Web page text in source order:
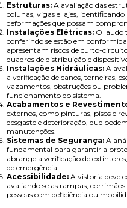
Estruturas: A avaliação das
colunas, vigas e lajes,
deformações que possam
Instalações Elétricas: O laudo
conferindo se estão em
apresentam riscos de curto-
quadros de distribuição e
Instalações Hidráulicas: A
a verificação de canos, torneiras,
vazamentos, obstruções ou
funcionamento do sistema.
Acabamentos e
externos, como pinturas, pisos e
desgaste e deterioração, que
manutenções.
Sistemas de Segurança: A
fundamental para garantir a
abrange a verificação de
de emergência.
Acessibilidade: A vistoria deve
avaliando se as rampas,
pessoas com deficiência ou